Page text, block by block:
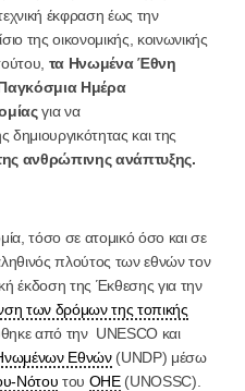
έκφραση έως την
της οικονομικής, κοινωνικής
τα Ηνωμένα Έθνη
Ημέρα
για να
και της
ανθρώπινης ανάπτυξης.
τόσο σε ατομικό όσο και σε
πλούτος των εθνών τον
έκδοση της Έκθεσης για την
των δρόμωντης τοπικής
από την UNESCO και
Εθνών(UNDP) μέσω
Νότου του ΟΗΕ(UNOSSC).